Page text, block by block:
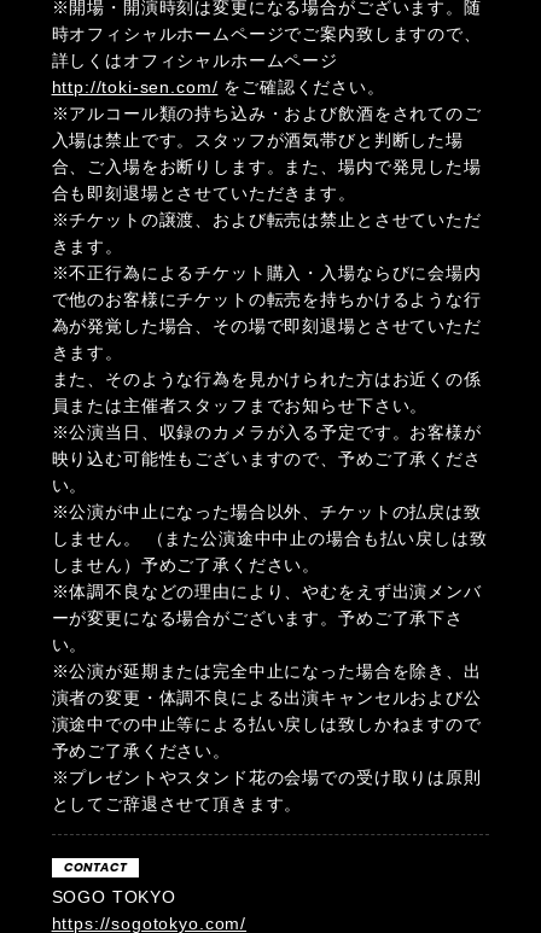
※開場・開演時刻は変更になる場合がございます。随
時オフィシャルホームページでご案内致しますので、
詳しくはオフィシャルホームページ
http://toki-sen.com/ をご確認ください。
※アルコール類の持ち込み・および飲酒をされてのご
入場は禁止です。スタッフが酒気帯びと判断した場
合、ご入場をお断りします。また、場内で発見した場
合も即刻退場とさせていただきます。
※チケットの譲渡、および転売は禁止とさせていただ
きます。
※不正行為によるチケット購入・入場ならびに会場内
で他のお客様にチケットの転売を持ちかけるような行
為が発覚した場合、その場で即刻退場とさせていただ
きます。
また、そのような行為を見かけられた方はお近くの係
員または主催者スタッフまでお知らせ下さい。
※公演当日、収録のカメラが入る予定です。お客様が
映り込む可能性もございますので、予めご了承くださ
い。
※公演が中止になった場合以外、チケットの払戻は致
しません。 （また公演途中中止の場合も払い戻しは致
しません）予めご了承ください。
※体調不良などの理由により、やむをえず出演メンバ
ーが変更になる場合がございます。予めご了承下さ
い。
※公演が延期または完全中止になった場合を除き、出
演者の変更・体調不良による出演キャンセルおよび公
演途中での中止等による払い戻しは致しかねますので
予めご了承ください。
※プレゼントやスタンド花の会場での受け取りは原則
としてご辞退させて頂きます。
CONTACT
SOGO TOKYO
https://sogotokyo.com/